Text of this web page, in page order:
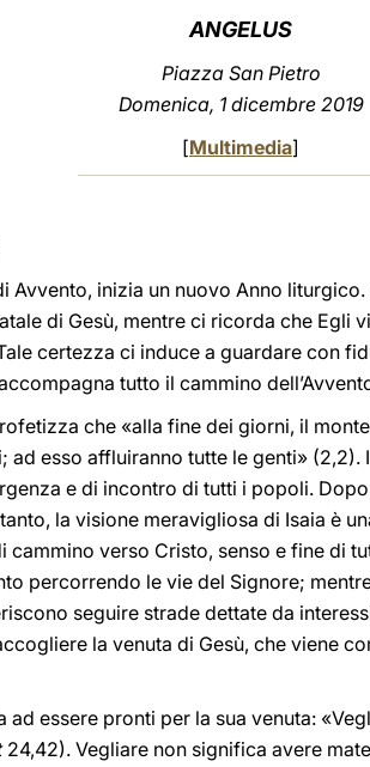
ANGELUS
Piazza San Pietro
Domenica, 1 dicembre 2019
[Multimedia]
Avvento, inizia un nuovo Anno
di Gesù, mentre ci ricorda che Egli
certezza ci induce a guardare con
tutto il cammino
che «alla fine dei giorni, il
ad esso affluiranno tutte le genti»
e di incontro di tutti i popoli.
la visione meravigliosa di Isaia è
verso Cristo, senso e fine di
percorrendo le vie del Signore;
seguire strade dettate da
la venuta di Gesù, che viene
ad essere pronti per la sua venuta:
24,42). Vegliare non significa avere